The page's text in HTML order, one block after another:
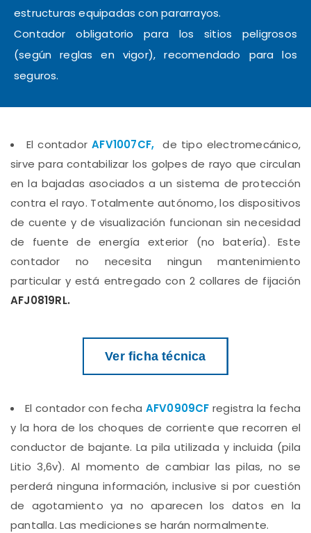
estructuras equipadas con pararrayos.
Contador obligatorio para los sitios peligrosos
(según reglas en vigor), recomendado para los
seguros.
El contadorAFV1007CF, de tipo electromecánico,
sirve para contabilizar los golpes de rayo que circulan
en la bajadas asociados a un sistema de protección
contra el rayo. Totalmente autónomo, los dispositivos
de cuente y de visualización funcionan sin necesidad
de fuente de energía exterior (no batería). Este
contador no necesita ningun mantenimiento
particular y está entregado con 2 collares de fijación
AFJ0819RL.
Ver ficha técnica
El contador con fecha AFV0909CF registra la fecha
y la hora de los choques de corriente que recorren el
conductor de bajante. La pila utilizada y incluida (pila
Litio 3,6v). Al momento de cambiar las pilas, no se
perderá ninguna información, inclusive si por cuestión
de agotamiento ya no aparecen los datos en la
pantalla. Las mediciones se harán normalmente.